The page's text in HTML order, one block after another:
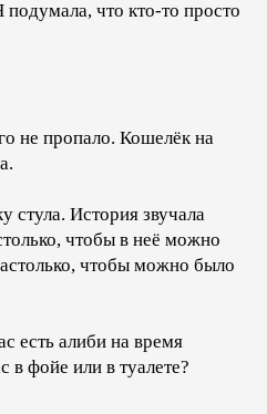
что кто-то просто
не пропало. Кошелёк на
стула. История звучала
чтобы в неё можно
чтобы можно было
есть алиби на время
в фойе или в туалете?